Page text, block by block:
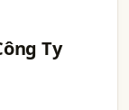
Ty